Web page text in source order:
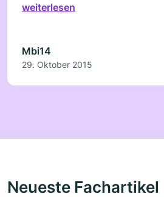
top in Ordnung). Das Frühstück in ruhiger
Natürlich haben wir auch von
tollen Wein kosten dürfen. Wir
wieder (Preis-Leistung
weiterlesen
Mbi14
29. Oktober 2015
Neueste Fachartikel